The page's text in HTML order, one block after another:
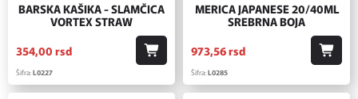
BARSKA KAŠIKA - SLAMČICA
VORTEX STRAW
354,00 rsd
Šifra:L0227
MERICA JAPANESE 20/40ML
SREBRNA BOJA
973,56rsd
Šifra:L0285